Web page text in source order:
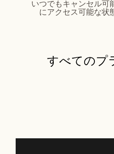
いつでもキャンセル可
にアクセス可能な状
すべてのプ